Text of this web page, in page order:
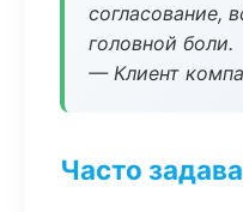
согласование,
головной боли.
— Клиент
Часто